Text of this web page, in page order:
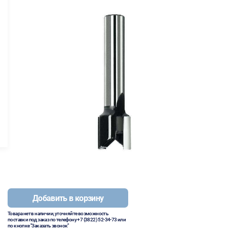
Добавить в корзину
Товара нет в наличии, уточняйте возможность
поставки под заказ по телефону+7 (3822) 52-34-73или
по кнопке "Заказать звонок"